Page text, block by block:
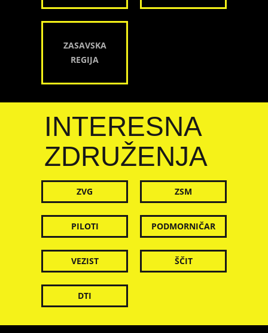
ZASAVSKA
REGIJA
INTERESNA
ZDRUŽENJA
ZVG ZSM
PILOTI PODMORNIČAR
VEZIST ŠČIT
DTI